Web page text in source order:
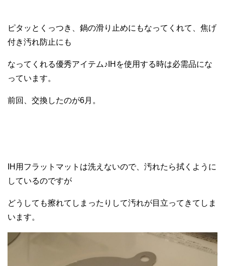
ピタッとくっつき、鍋の滑り止めにもなってくれて、焦げ
付き汚れ防止にも
なってくれる優秀アイテム♪IHを使用する時は必需品にな
っています。
前回、交換したのが6月。
IH用フラットマットは洗えないので、汚れたら拭くように
しているのですが
どうしても擦れてしまったりして汚れが目立ってきてしま
います。